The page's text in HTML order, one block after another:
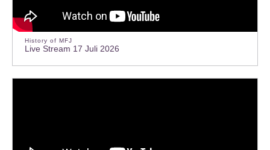
History of MFJ
Live Stream 17 Juli 2026